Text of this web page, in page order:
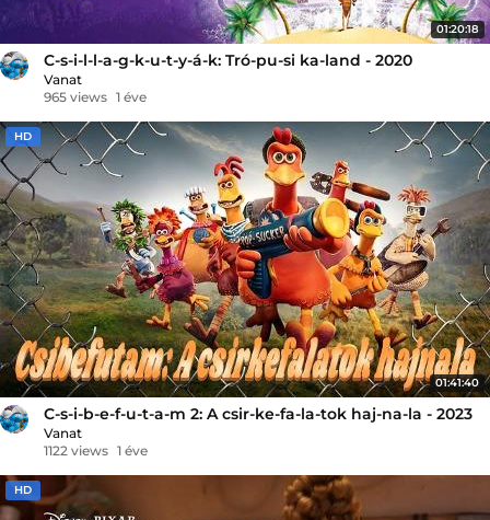
01:20:18
C-s-i-l-l-a-g-k-u-t-y-á-k: Tró-pu-si ka-land - 2020
Vanat
965 views 1 éve
HD
01:41:40
C-s-i-b-e-f-u-t-a-m 2: A csir-ke-fa-la-tok haj-na-la - 2023
Vanat
1122 views 1 éve
HD